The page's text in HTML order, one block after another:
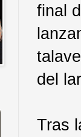
final
del
Tras